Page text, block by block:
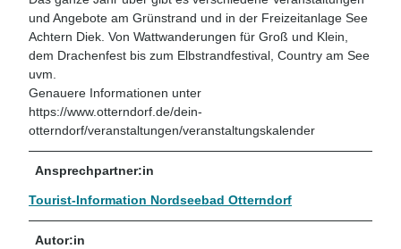
und Angebote am Grünstrand und in der Freizeitanlage See
Achtern Diek. Von Wattwanderungen für Groß und Klein,
dem Drachenfest bis zum Elbstrandfestival, Country am See
uvm.
Genauere Informationen unter
https://www.otterndorf.de/dein-
otterndorf/veranstaltungen/veranstaltungskalender
Ansprechpartner:in
Tourist-Information Nordseebad Otterndorf
Autor:in